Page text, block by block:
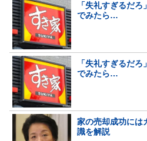
「失礼すぎるだ
でみたら…
「失礼すぎるだ
でみたら…
家の売却成功には
識を解説